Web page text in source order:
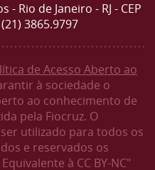
Rio de Janeiro - RJ - CEP
3865.9797
de Acesso Aberto ao
à sociedade o
ao conhecimento de
pela Fiocruz. O
utilizado para todos os
e reservados os
à CC BY-NC"